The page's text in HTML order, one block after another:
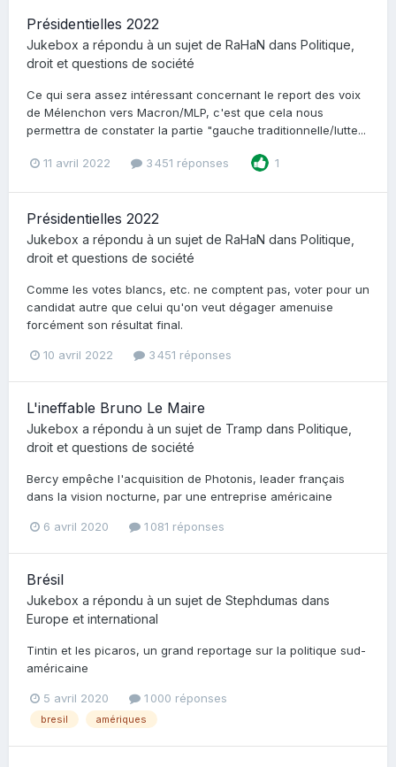
Présidentielles 2022
Jukebox a répondu à un sujet de RaHaN dans Politique,
droit et questions de société
Ce qui sera assez intéressant concernant le report des voix
de Mélenchon vers Macron/MLP, c'est que cela nous
permettra de constater la partie "gauche traditionnelle/lutte...
11 avril 2022 3 451 réponses 1
Présidentielles 2022
Jukebox a répondu à un sujet de RaHaN dans Politique,
droit et questions de société
Comme les votes blancs, etc. ne comptent pas, voter pour un
candidat autre que celui qu'on veut dégager amenuise
forcément son résultat final.
10 avril 2022 3 451 réponses
L'ineffable Bruno Le Maire
Jukebox a répondu à un sujet de Tramp dans Politique,
droit et questions de société
Bercy empêche l'acquisition de Photonis, leader français
dans la vision nocturne, par une entreprise américaine
6 avril 2020 1 081 réponses
Brésil
Jukebox a répondu à un sujet de Stephdumas dans
Europe et international
Tintin et les picaros, un grand reportage sur la politique sud-
américaine
5 avril 2020 1 000 réponses
bresil amériques